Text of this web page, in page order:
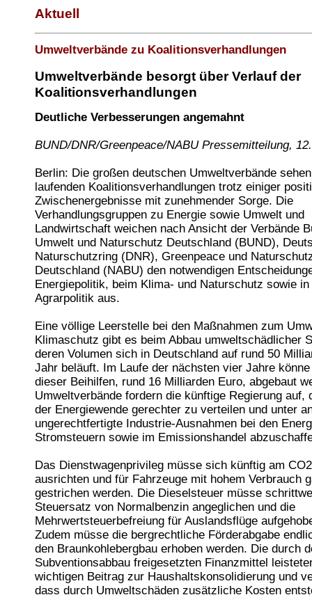
Aktuell
Umweltverbände zu Koalitionsverhandlungen
Umweltverbände besorgt über Verlauf der
Koalitionsverhandlungen
Deutliche Verbesserungen angemahnt
BUND/DNR/Greenpeace/NABU Pressemitteilung,
Berlin: Die großen deutschen Umweltverbände
laufenden Koalitionsverhandlungen trotz einiger
Zwischenergebnisse mit zunehmender Sorge. Die
Verhandlungsgruppen zu Energie sowie Umwelt und
Landwirtschaft weichen nach Ansicht der Verbände
Umwelt und Naturschutz Deutschland (BUND),
Naturschutzring (DNR), Greenpeace und
Deutschland (NABU) den notwendigen
Energiepolitik, beim Klima- und Naturschutz sowie in
Agrarpolitik aus.
Eine völlige Leerstelle bei den Maßnahmen zum
Klimaschutz gibt es beim Abbau umweltschädlicher
deren Volumen sich in Deutschland auf rund 50
Jahr beläuft. Im Laufe der nächsten vier Jahre
dieser Beihilfen, rund 16 Milliarden Euro, abgebaut
Umweltverbände fordern die künftige Regierung auf,
der Energiewende gerechter zu verteilen und unter
ungerechtfertigte Industrie-Ausnahmen bei den
Stromsteuern sowie im Emissionshandel
Das Dienstwagenprivileg müsse sich künftig am
ausrichten und für Fahrzeuge mit hohem Verbrauch
gestrichen werden. Die Dieselsteuer müsse
Steuersatz von Normalbenzin angeglichen und die
Mehrwertsteuerbefreiung für Auslandsflüge
Zudem müsse die bergrechtliche Förderabgabe
den Braunkohlebergbau erhoben werden. Die durch
Subventionsabbau freigesetzten Finanzmittel
wichtigen Beitrag zur Haushaltskonsolidierung und
dass durch Umweltschäden zusätzliche Kosten